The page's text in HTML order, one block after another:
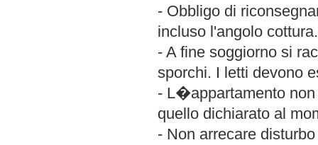
- Obbligo di
incluso l'angolo cottura.
- A fine soggiorno si
sporchi. I letti devono
- L�appartamento
quello dichiarato al
- Non arrecare